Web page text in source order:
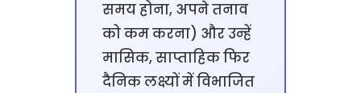
समय होना, अपने तनाव
को कम करना) और उन्हें
मासिक, साप्ताहिक फिर
दैनिक लक्ष्यों में विभाजित